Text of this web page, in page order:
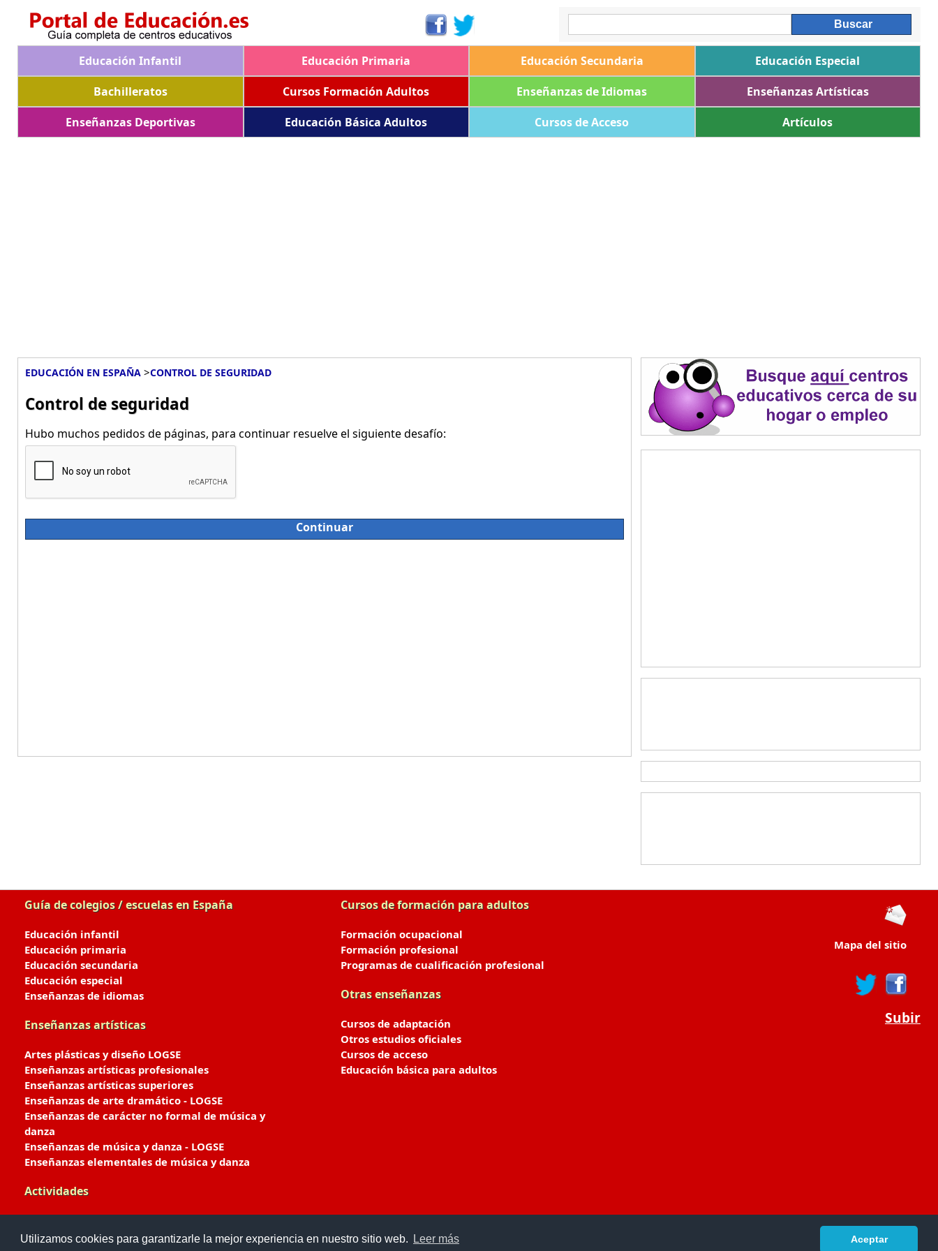
Utilizamos cookies para garantizarle la mejor experiencia en nuestro sitio web. Leer más Aceptar
Educación Infantil Educación Primaria Educación Secundaria
Educación Especial
Bachilleratos
Cursos Formación Adultos Enseñanzas de Idiomas
Enseñanzas Artísticas
Enseñanzas Deportivas
Educación Básica Adultos Cursos de Acceso Artículos
EDUCACIÓN EN ESPAÑA >CONTROL DE SEGURIDAD
Control de seguridad
Hubo muchos pedidos de páginas, para continuar resuelve el siguiente desafío:
Continuar
Guía de colegios / escuelas en España
Educación infantil
Educación primaria
Educación secundaria
Educación especial
Enseñanzas de idiomas
Enseñanzas artísticas
Artes plásticas y diseño LOGSE
Enseñanzas artísticas profesionales
Enseñanzas artísticas superiores
Enseñanzas de arte dramático - LOGSE
Enseñanzas de carácter no formal de música y
danza
Enseñanzas de música y danza - LOGSE
Enseñanzas elementales de música y danza
Actividades
Cursos de formación para adultos
Formación ocupacional
Formación profesional
Programas de cualificación profesional
Otras enseñanzas
Cursos de adaptación
Otros estudios oficiales
Cursos de acceso
Educación básica para adultos
Mapa del sitio
Subir